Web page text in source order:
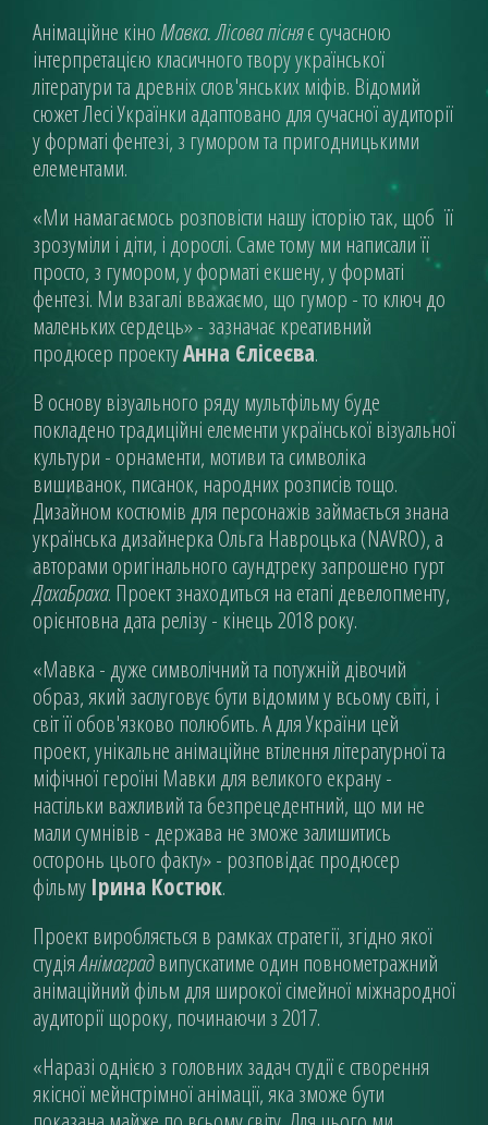
Анімаційне кіноМавка. Лісова пісняє сучасною
інтерпретацією класичного твору української
літератури та древніх слов'янських міфів. Відомий
сюжет Лесі Українки адаптовано для сучасної аудиторії
у форматі фентезі, з гумором та пригодницькими
елементами.
«Ми намагаємось розповісти нашу історію так, щоб її
зрозуміли і діти, і дорослі. Саме тому ми написали її
просто, з гумором, у форматі екшену, у форматі
фентезі. Ми взагалі вважаємо, що гумор - то ключ до
маленьких сердець» - зазначає креативний
продюсер проектуАнна Єлісеєва.
В основу візуального ряду мультфільму буде
покладено традиційні елементи української візуальної
культури - орнаменти, мотиви та символіка
вишиванок, писанок, народних розписів тощо.
Дизайном костюмів для персонажів займається знана
українська дизайнерка Ольга Навроцька (NAVRO), а
авторами оригінального саундтреку запрошено гурт
ДахаБраха. Проект знаходиться на етапі девелопменту,
орієнтовна дата релізу - кінець 2018 року.
«Мавка - дуже символічний та потужній дівочий
образ, який заслуговує бути відомим у всьому світі, і
світ її обов'язково полюбить. А для України цей
проект, унікальне анімаційне втілення літературної та
міфічної героїні Мавки для великого екрану -
настільки важливий та безпрецедентний, що ми не
мали сумнівів - держава не зможе залишитись
осторонь цього факту» - розповідає продюсер
фільму Ірина Костюк.
Проект виробляється в рамках стратегії, згідно якої
студіяАнімаградвипускатиме один повнометражний
анімаційний фільм для широкої сімейної міжнародної
аудиторії щороку, починаючи з 2017.
«Наразі однією з головних задач студії є створення
якісної мейнстрімної анімації, яка зможе бути